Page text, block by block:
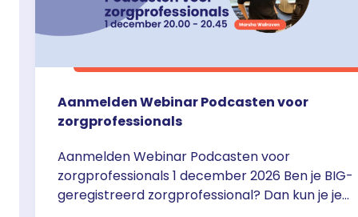
Aanmelden Webinar Podcasten voor
zorgprofessionals
Aanmelden Webinar Podcasten voor
zorgprofessionals 1 december 2026 Ben je BIG-
geregistreerd zorgprofessional? Dan kun je je